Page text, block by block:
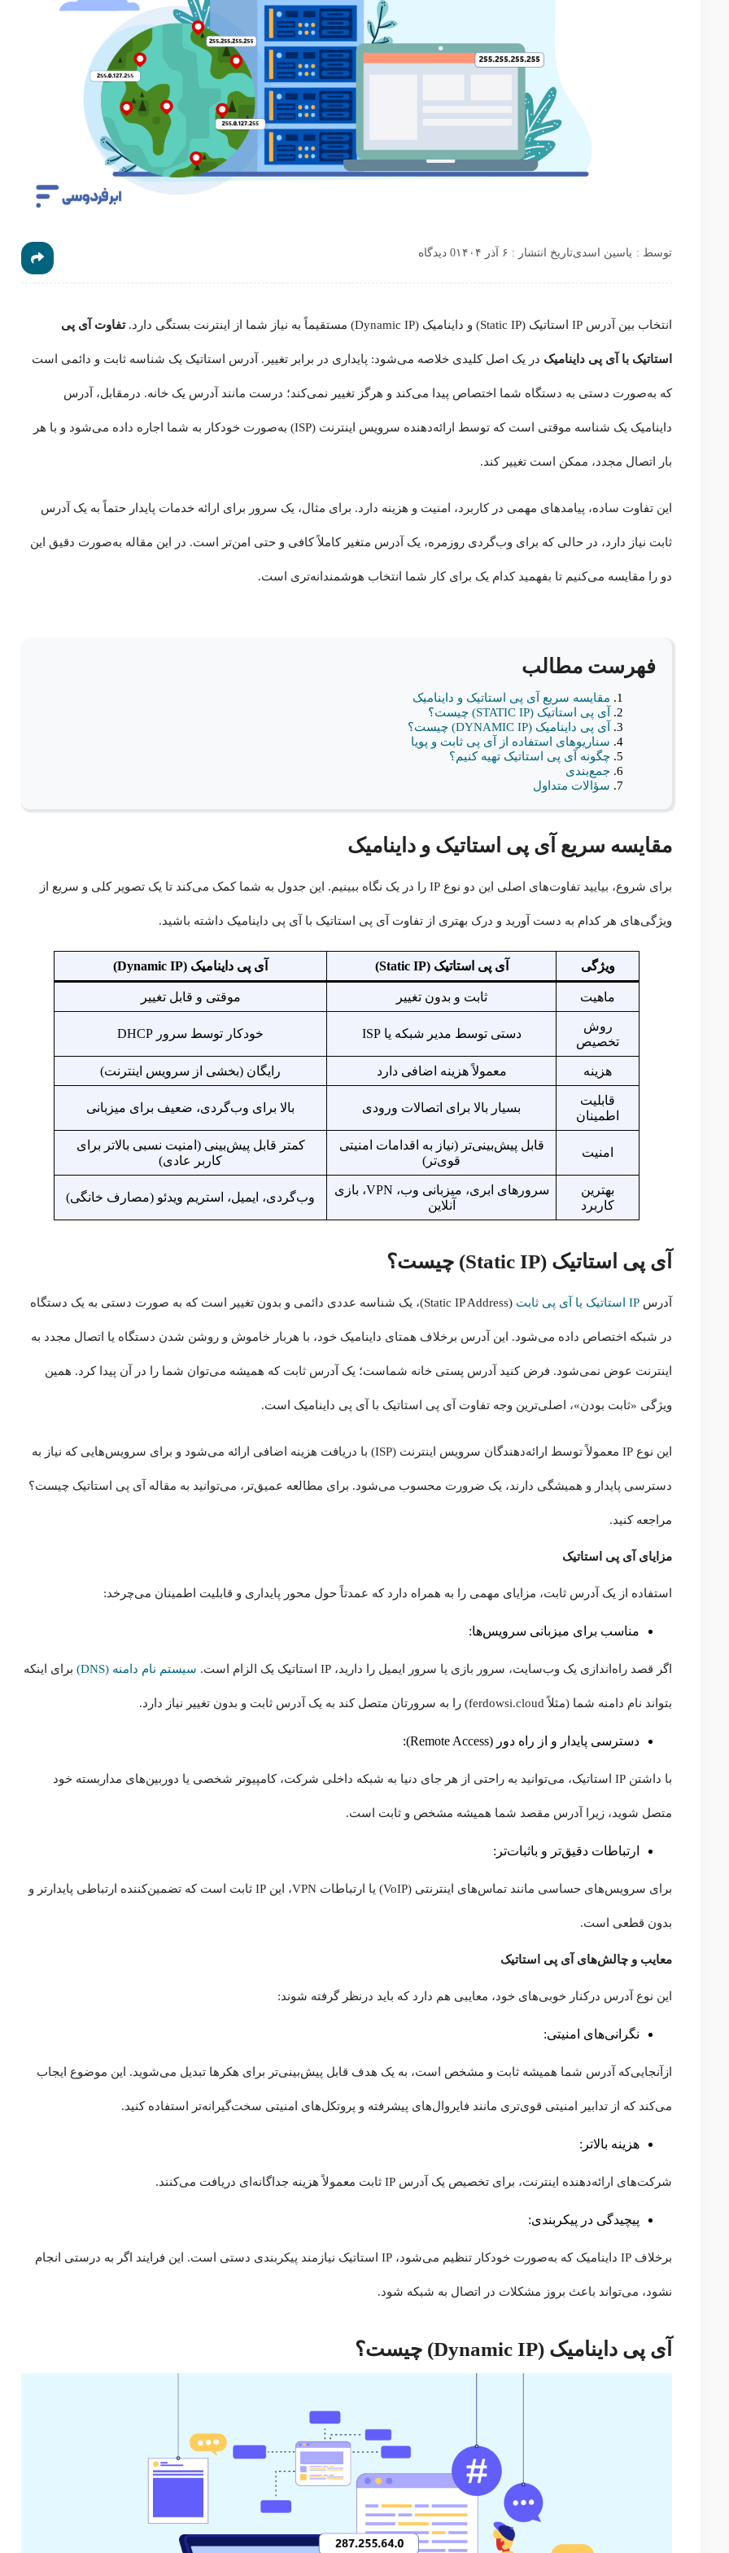
توسط : یاسین اسدیتاریخ انتشار : ۶ آذر ۱۴۰۴ 0 دیدگاه
انتخاب بین آدرس IP استاتیک (Static IP) و داینامیک (Dynamic IP) مستقیماً به نیاز شما از اینترنت بستگی دارد. تفاوت آی پی
استاتیک با آی پی داینامیک در یک اصل کلیدی خلاصه می‌شود: پایداری در برابر تغییر. آدرس استاتیک یک شناسه ثابت و دائمی است
که به‌صورت دستی به دستگاه شما اختصاص پیدا می‌کند و هرگز تغییر نمی‌کند؛ درست مانند آدرس یک خانه. درمقابل، آدرس
داینامیک یک شناسه موقتی است که توسط ارائه‌دهنده سرویس اینترنت (ISP) به‌صورت خودکار به شما اجاره داده می‌شود و با هر
بار اتصال مجدد، ممکن است تغییر کند.
این تفاوت ساده، پیامدهای مهمی در کاربرد، امنیت و هزینه دارد. برای مثال، یک سرور برای ارائه خدمات پایدار حتماً به یک آدرس
ثابت نیاز دارد، در حالی که برای وب‌گردی روزمره، یک آدرس متغیر کاملاً کافی و حتی امن‌تر است. در این مقاله به‌صورت دقیق این
دو را مقایسه می‌کنیم تا بفهمید کدام یک برای کار شما انتخاب هوشمندانه‌تری است.
فهرست مطالب
مقایسه سریع آی پی استاتیک و داینامیک
آی پی استاتیک (STATIC IP) چیست؟
آی پی داینامیک (DYNAMIC IP) چیست؟
سناریوهای استفاده از آی پی ثابت و پویا
چگونه آی پی استاتیک تهیه کنیم؟
جمع‌بندی
سؤالات متداول
مقایسه سریع آی پی استاتیک و داینامیک
برای شروع، بیایید تفاوت‌های اصلی این دو نوع IP را در یک نگاه ببینیم. این جدول به شما کمک می‌کند تا یک تصویر کلی و سریع از
ویژگی‌های هر کدام به دست آورید و درک بهتری از تفاوت آی پی استاتیک با آی پی داینامیک داشته باشید.
ویژگی آی پی استاتیک (Static IP) آی پی داینامیک (Dynamic IP)
ماهیت ثابت و بدون تغییر موقتی و قابل تغییر
روش
تخصیص
دستی توسط مدیر شبکه یا ISP خودکار توسط سرور DHCP
هزینه معمولاً هزینه اضافی دارد رایگان (بخشی از سرویس اینترنت)
قابلیت
اطمینان
بسیار بالا برای اتصالات ورودی بالا برای وب‌گردی، ضعیف برای میزبانی
امنیت
قابل پیش‌بینی‌تر (نیاز به اقدامات امنیتی
قوی‌تر)
کمتر قابل پیش‌بینی (امنیت نسبی بالاتر برای
کاربر عادی)
بهترین
کاربرد
سرورهای ابری، میزبانی وب، VPN، بازی
آنلاین
وب‌گردی، ایمیل، استریم ویدئو (مصارف خانگی)
آی پی استاتیک (Static IP) چیست؟
آدرس IP استاتیک یا آی پی ثابت (Static IP Address)، یک شناسه عددی دائمی و بدون تغییر است که به صورت دستی به یک دستگاه
در شبکه اختصاص داده می‌شود. این آدرس برخلاف همتای داینامیک خود، با هربار خاموش و روشن شدن دستگاه یا اتصال مجدد به
اینترنت عوض نمی‌شود. فرض کنید آدرس پستی خانه شماست؛ یک آدرس ثابت که همیشه می‌توان شما را در آن پیدا کرد. همین
ویژگی «ثابت بودن»، اصلی‌ترین وجه تفاوت آی پی استاتیک با آی پی داینامیک است.
این نوع IP معمولاً توسط ارائه‌دهندگان سرویس اینترنت (ISP) با دریافت هزینه اضافی ارائه می‌شود و برای سرویس‌هایی که نیاز به
دسترسی پایدار و همیشگی دارند، یک ضرورت محسوب می‌شود. برای مطالعه عمیق‌تر، می‌توانید به مقاله آی پی استاتیک چیست؟
مراجعه کنید.
مزایای آی پی استاتیک
استفاده از یک آدرس ثابت، مزایای مهمی را به همراه دارد که عمدتاً حول محور پایداری و قابلیت اطمینان می‌چرخد:
مناسب برای میزبانی سرویس‌ها:
اگر قصد راه‌اندازی یک وب‌سایت، سرور بازی یا سرور ایمیل را دارید، IP استاتیک یک الزام است. سیستم نام دامنه (DNS) برای اینکه
بتواند نام دامنه شما (مثلاً ferdowsi.cloud) را به سرورتان متصل کند به یک آدرس ثابت و بدون تغییر نیاز دارد.
دسترسی پایدار و از راه دور (Remote Access):
با داشتن IP استاتیک، می‌توانید به راحتی از هر جای دنیا به شبکه داخلی شرکت، کامپیوتر شخصی یا دوربین‌های مداربسته خود
متصل شوید، زیرا آدرس مقصد شما همیشه مشخص و ثابت است.
ارتباطات دقیق‌تر و باثبات‌تر:
برای سرویس‌های حساسی مانند تماس‌های اینترنتی (VoIP) یا ارتباطات VPN، این IP ثابت است که تضمین‌کننده ارتباطی پایدارتر و
بدون قطعی است.
معایب و چالش‌های آی پی استاتیک
این نوع آدرس درکنار خوبی‌های خود، معایبی هم دارد که باید درنظر گرفته شوند:
نگرانی‌های امنیتی:
ازآنجایی‌که آدرس شما همیشه ثابت و مشخص است، به یک هدف قابل پیش‌بینی‌تر برای هکرها تبدیل می‌شوید. این موضوع ایجاب
می‌کند که از تدابیر امنیتی قوی‌تری مانند فایروال‌های پیشرفته و پروتکل‌های امنیتی سخت‌گیرانه‌تر استفاده کنید.
هزینه بالاتر:
شرکت‌های ارائه‌دهنده اینترنت، برای تخصیص یک آدرس IP ثابت معمولاً هزینه جداگانه‌ای دریافت می‌کنند.
پیچیدگی در پیکربندی:
برخلاف IP داینامیک که به‌صورت خودکار تنظیم می‌شود، IP استاتیک نیازمند پیکربندی دستی است. این فرایند اگر به درستی انجام
نشود، می‌تواند باعث بروز مشکلات در اتصال به شبکه شود.
آی پی داینامیک (Dynamic IP) چیست؟